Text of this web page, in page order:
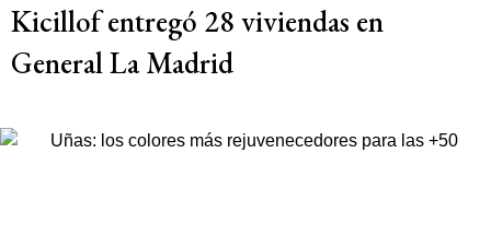
Kicillof entregó 28 viviendas en
General La Madrid